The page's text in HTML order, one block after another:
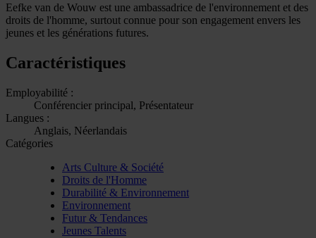
Eefke van de Wouw est une ambassadrice de l'environnement et des
droits de l'homme, surtout connue pour son engagement envers les
jeunes et les générations futures.
Caractéristiques
Employabilité :
Conférencier principal, Présentateur
Langues :
Anglais, Néerlandais
Catégories
Arts Culture & Société
Droits de l'Homme
Durabilité & Environnement
Environnement
Futur & Tendances
Jeunes Talents